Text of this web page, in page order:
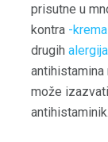
prisutne u
kontra -krema
drugih alergija
antihistamina
može izazvati
antihistaminik.